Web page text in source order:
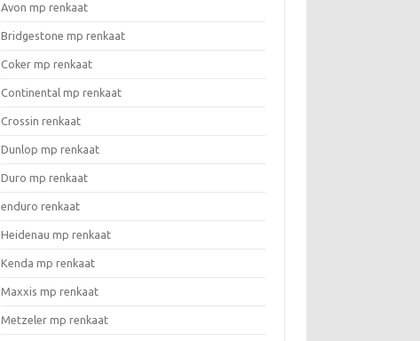
Avon mp renkaat
Bridgestone mp renkaat
Coker mp renkaat
Continental mp renkaat
Crossin renkaat
Dunlop mp renkaat
Duro mp renkaat
enduro renkaat
Heidenau mp renkaat
Kenda mp renkaat
Maxxis mp renkaat
Metzeler mp renkaat